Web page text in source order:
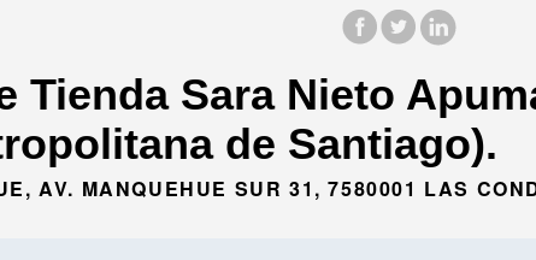
Tienda Sara Nieto
de Santiago).
AV. MANQUEHUE SUR 31, 7580001 LAS